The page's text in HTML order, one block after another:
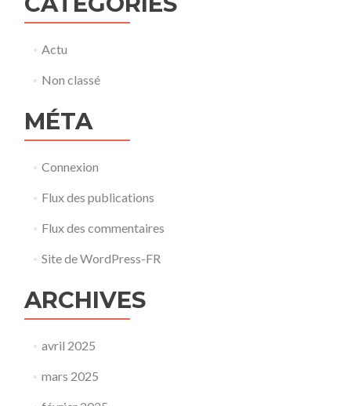
Actu
Non classé
MÉTA
Connexion
Flux des publications
Flux des commentaires
Site de WordPress-FR
ARCHIVES
avril 2025
mars 2025